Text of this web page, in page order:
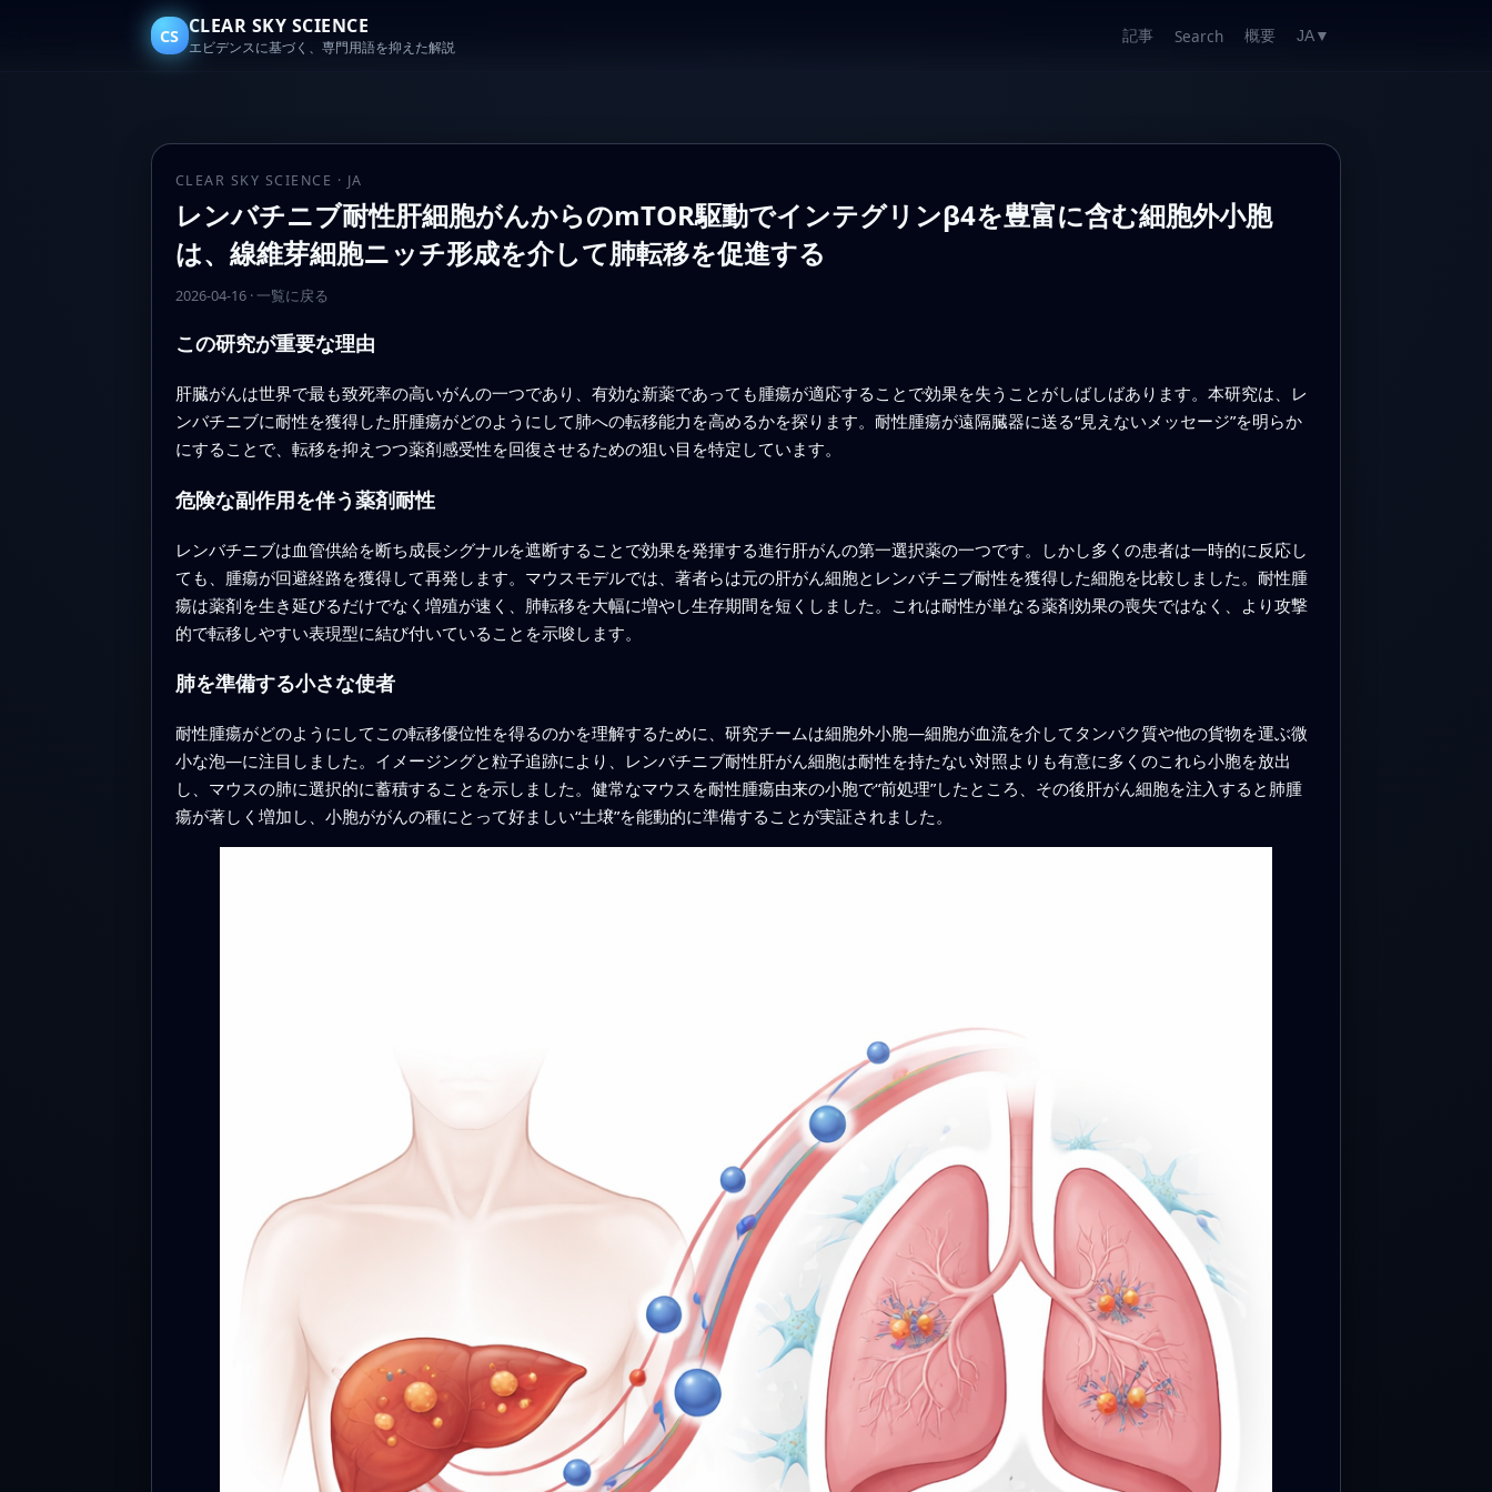
CS CLEAR SKY SCIENCE
エビデンスに基づく、専門用語を抑えた解説
記事 Search 概要 JA ▼
CLEAR SKY SCIENCE · JA
レンバチニブ耐性肝細胞がんからのmTOR駆動でインテグリンβ4を豊富に含む細胞外小胞
は、線維芽細胞ニッチ形成を介して肺転移を促進する
2026-04-16· 一覧に戻る
この研究が重要な理由
肝臓がんは世界で最も致死率の高いがんの一つであり、有効な新薬であっても腫瘍が適応することで効果を失うことがしばしばあります。本研究は、レ
ンバチニブに耐性を獲得した肝腫瘍がどのようにして肺への転移能力を高めるかを探ります。耐性腫瘍が遠隔臓器に送る“見えないメッセージ”を明らか
にすることで、転移を抑えつつ薬剤感受性を回復させるための狙い目を特定しています。
危険な副作用を伴う薬剤耐性
レンバチニブは血管供給を断ち成長シグナルを遮断することで効果を発揮する進行肝がんの第一選択薬の一つです。しかし多くの患者は一時的に反応し
ても、腫瘍が回避経路を獲得して再発します。マウスモデルでは、著者らは元の肝がん細胞とレンバチニブ耐性を獲得した細胞を比較しました。耐性腫
瘍は薬剤を生き延びるだけでなく増殖が速く、肺転移を大幅に増やし生存期間を短くしました。これは耐性が単なる薬剤効果の喪失ではなく、より攻撃
的で転移しやすい表現型に結び付いていることを示唆します。
肺を準備する小さな使者
耐性腫瘍がどのようにしてこの転移優位性を得るのかを理解するために、研究チームは細胞外小胞—細胞が血流を介してタンパク質や他の貨物を運ぶ微
小な泡—に注目しました。イメージングと粒子追跡により、レンバチニブ耐性肝がん細胞は耐性を持たない対照よりも有意に多くのこれら小胞を放出
し、マウスの肺に選択的に蓄積することを示しました。健常なマウスを耐性腫瘍由来の小胞で“前処理”したところ、その後肝がん細胞を注入すると肺腫
瘍が著しく増加し、小胞ががんの種にとって好ましい“土壌”を能動的に準備することが実証されました。